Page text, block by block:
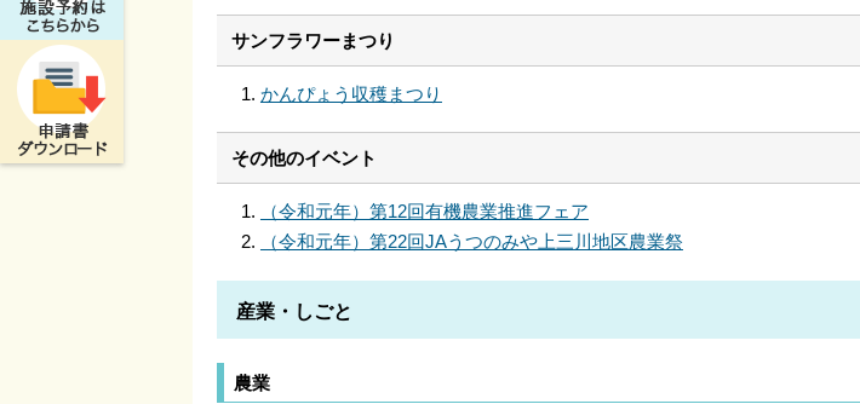
サンフラワーまつり
かんぴょう収穫まつり
その他のイベント
（令和元年）第12回有機農業推進フェア
（令和元年）第22回JAうつのみや上三川地区農業祭
産業・しごと
農業